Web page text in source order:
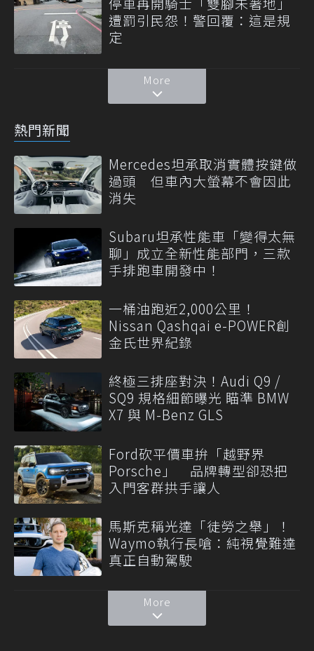
遭罰引民怨！警回覆：這是規
定
More
熱門新聞
Mercedes坦承取消實體按鍵做
過頭 但車內大螢幕不會因此
消失
Subaru坦承性能車「變得太無
聊」成立全新性能部門，三款
手排跑車開發中！
一桶油跑近2,000公里！
Nissan Qashqai e-POWER創
金氏世界紀錄
終極三排座對決！Audi Q9 /
SQ9 規格細節曝光 瞄準 BMW
X7 與 M-Benz GLS
Ford砍平價車拚「越野界
Porsche」 品牌轉型卻恐把
入門客群拱手讓人
馬斯克稱光達「徒勞之舉」！
Waymo執行長嗆：純視覺難達
真正自動駕駛
More